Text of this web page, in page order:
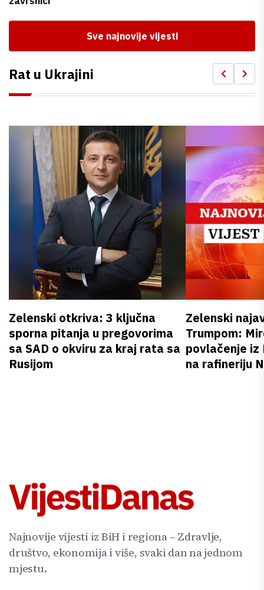
Sve najnovije vijesti
Rat u Ukrajini
Zelenski otkriva: 3 ključna
sporna pitanja u pregovorima
sa SAD o okviru za kraj rata sa
Rusijom
Zelenski
Trumpom:
povlačenje iz
na rafineriju
Najnovije vijesti iz BiH i regiona – Zdravlje,
društvo, ekonomija i više, svaki dan na jednom
mjestu.